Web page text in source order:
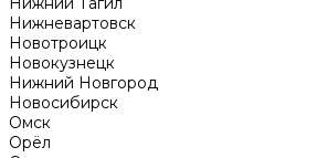
Нижневартовск
Новотроицк
Новокузнецк
Нижний Новгород
Новосибирск
Омск
Орёл